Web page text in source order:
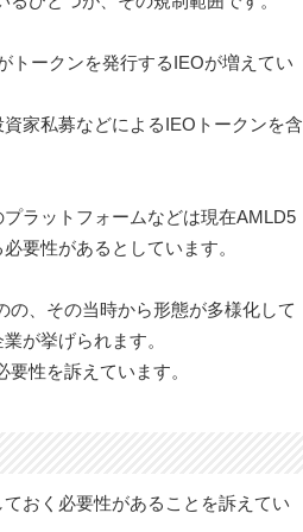
トークンを発行するIEOが増えてい
家私募などによるIEOトークンを含
ラットフォームなどは現在AMLD5
要性があるとしています。
の、その当時から形態が多様化して
が挙げられます。
性を訴えています。
おく必要性があることを訴えてい